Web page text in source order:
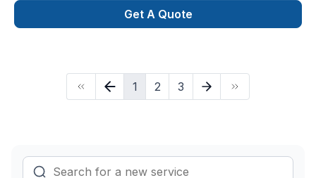
professionnalisme. Nous croyons en l'importance d'une
approche personnalisée, adaptée à chaque client, pour
engagement est simple : offrir un service d'exception, centré
sur vos besoins et vos aspirations.
Get A Quote
1 2 3